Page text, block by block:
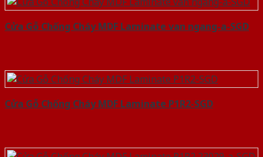
Cửa Gỗ Chống Cháy MDF Laminate van ngang-a-SGD
Cửa Gỗ Chống Cháy MDF Laminate P1R2-SGD